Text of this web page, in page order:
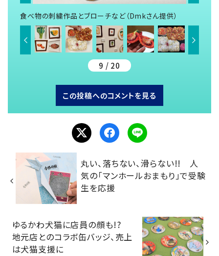
食べ物の刺繍作品とブローチなど（Dmkさん提供）
9 / 20
この投稿へのコメントを見る
丸い、落ちない、滑らない!! 人
気の「マンホールおまもり」で受験
生を応援
ゆるかわ犬猫に店員の顔も!?
地元店とのコラボ缶バッジ、売上
は犬猫支援に